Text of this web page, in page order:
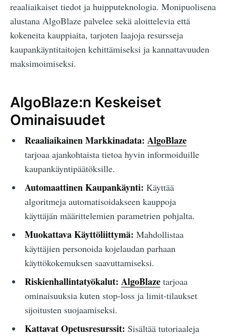
reaaliaikaiset tiedot ja huipputeknologia. Monipuolisena
alustana AlgoBlaze palvelee sekä aloittelevia että
kokeneita kauppiaita, tarjoten laajoja resursseja
kaupankäyntitaitojen kehittämiseksi ja kannattavuuden
maksimoimiseksi.
AlgoBlaze:n Keskeiset
Ominaisuudet
Reaaliaikainen Markkinadata: AlgoBlaze
tarjoaa ajankohtaista tietoa hyvin informoiduille
kaupankäyntipäätöksille.
Automaattinen Kaupankäynti: Käyttää
algoritmeja automatisoidakseen kauppoja
käyttäjän määrittelemien parametrien pohjalta.
Muokattava Käyttöliittymä: Mahdollistaa
käyttäjien personoida kojelaudan parhaan
käyttökokemuksen saavuttamiseksi.
Riskienhallintatyökalut: AlgoBlazetarjoaa
ominaisuuksia kuten stop-loss ja limit-tilaukset
sijoitusten suojaamiseksi.
Kattavat Opetusresurssit: Sisältää tutoriaaleja